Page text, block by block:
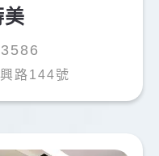
美
路144號